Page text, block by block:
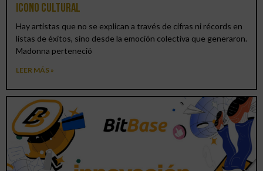
icono cultural
Hay artistas que no se explican a través de cifras ni récords en
listas de éxitos, sino desde la emoción colectiva que generaron.
Madonna perteneció
LEER MÁS »